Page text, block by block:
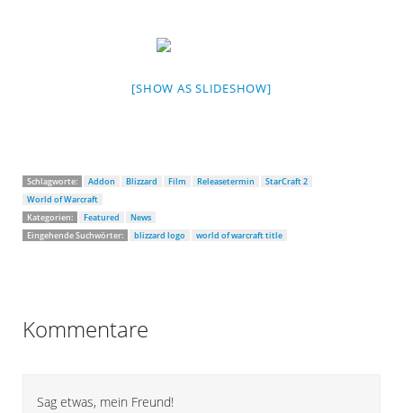
[SHOW AS SLIDESHOW]
Schlagworte: Addon Blizzard Film Releasetermin
StarCraft 2
World of Warcraft
Kategorien:
Featured
News
Eingehende Suchwörter:
blizzard logo world of warcraft title
Kommentare
Sag etwas, mein Freund!